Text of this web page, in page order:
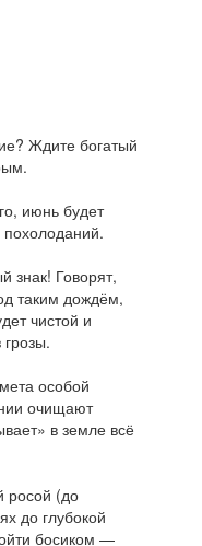
Ждите богатый
июнь будет
знак! Говорят,
таким дождём,
чистой и
особой
очищают
в земле всё
росой (до
до глубокой
босиком —